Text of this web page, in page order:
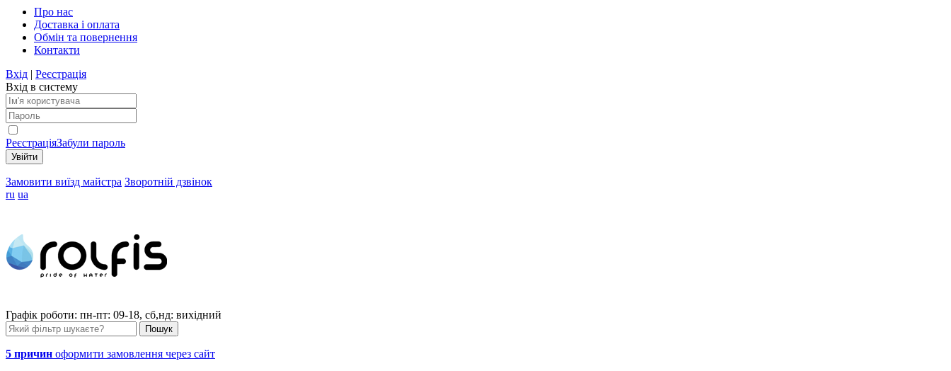
Про нас
Доставка і оплата
Обмін та повернення
Контакти
Вхід | Реєстрація
Вхід в систему
РеєстраціяЗабули пароль
Замовити виїзд майстра Зворотній дзвінок
ru ua
Графік роботи: пн-пт: 09-18, сб,нд: вихідний
5 причин оформити замовлення через сайт